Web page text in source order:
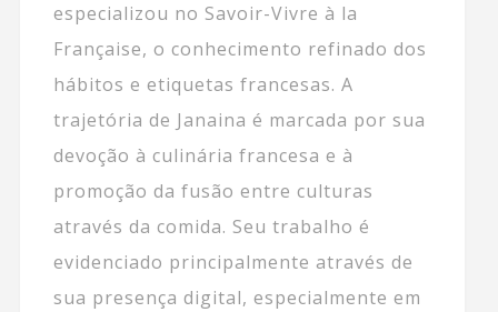
especializou no Savoir-Vivre à la
Française, o conhecimento refinado dos
hábitos e etiquetas francesas. A
trajetória de Janaina é marcada por sua
devoção à culinária francesa e à
promoção da fusão entre culturas
através da comida. Seu trabalho é
evidenciado principalmente através de
sua presença digital, especialmente em